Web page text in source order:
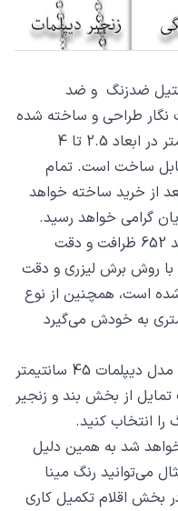
652 از جنس استیل ضدزنگ و ضد
نگار طراحی و ساخته شده
است. این گردنبند با ضخامت 1 میلیمتر در ابعاد 2.5 تا 4
ساخت است. تمام
از خرید ساخته خواهد
از دیگر مشخصات گردنبند اسم آرزو کد 652 ظرافت و دقت
روش برش لیزری و دقت
شده است، همچنین از نوع
به خودش می‌گیرد
زنجیر قابل سفارش در کنار گردنبند از مدل دیپلمات 45 سانتیمتر
از بخش بند و زنجیر
انتخاب کنید.
شد به همین دلیل
می‌توانید رنگ مینا
بخش اقلام تکمیل کاری